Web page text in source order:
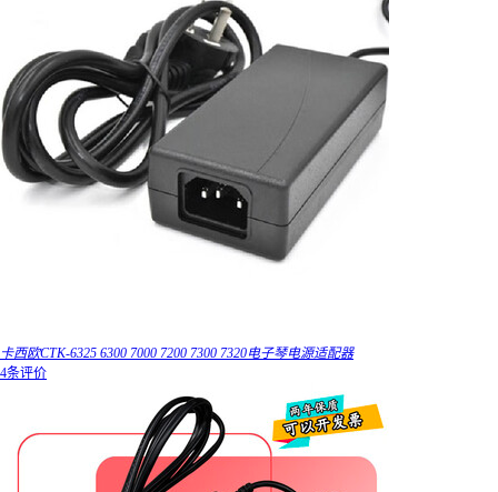
卡西欧CTK-6325 6300 7000 7200 7300 7320电子琴电源适配器
4条评价